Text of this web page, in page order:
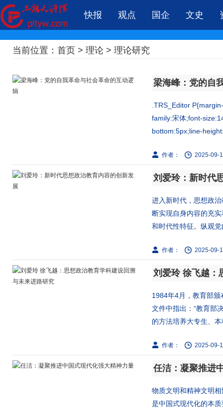
快报 观点 国企 文史
当前位置： 首页 > 理论 > 理论研究
梁海峰：党的自
.TRS_Editor
family:宋体;font-
bottom:5px;line-
作者： 2025-09-
刘爱玲：新时代
进入新时代，思想政
断实现自身内容的充
和时代性特征。纵观
作者： 2025-09-
刘爱玲 徐飞越：
1984年4月，教育部
文件中指出：“教育部
的方法培养大专生、
作者： 2025-09-
任洁：凝聚推进
物质文明和精神文明
是中国式现代化的本